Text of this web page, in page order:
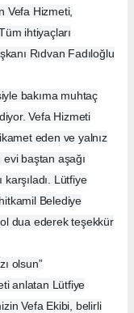
Vefa Hizmeti,
ihtiyaçları
Rıdvan Fadıloğlu
bakıma muhtaç
Vefa Hizmeti
eden ve yalnız
evi baştan aşağı
Lütfiye
Belediye
dua ederek teşekkür
olsun”
anlatan Lütfiye
Vefa Ekibi, belirli